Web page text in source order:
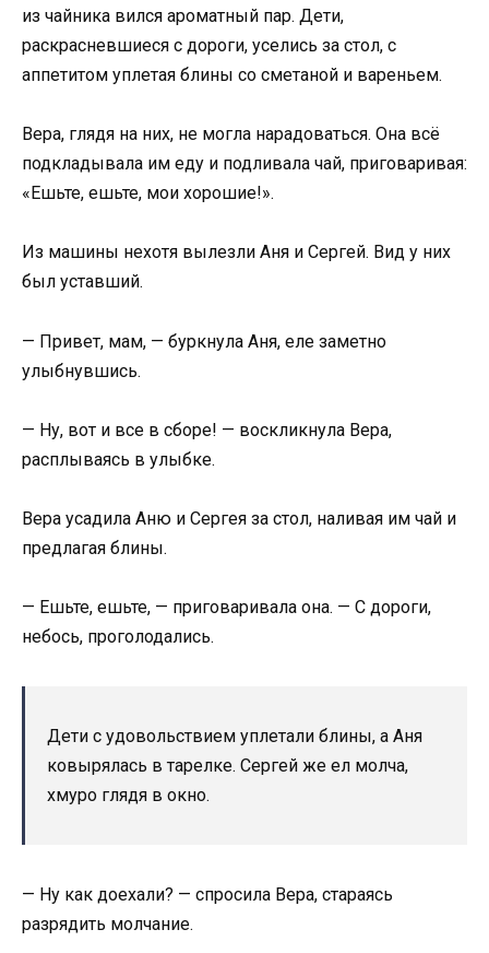
из чайника вился ароматный пар. Дети,
раскрасневшиеся с дороги, уселись за стол, с
аппетитом уплетая блины со сметаной и вареньем.
Вера, глядя на них, не могла нарадоваться. Она всё
подкладывала им еду и подливала чай, приговаривая:
«Ешьте, ешьте, мои хорошие!».
Из машины нехотя вылезли Аня и Сергей. Вид у них
был уставший.
— Привет, мам, — буркнула Аня, еле заметно
улыбнувшись.
— Ну, вот и все в сборе! — воскликнула Вера,
расплываясь в улыбке.
Вера усадила Аню и Сергея за стол, наливая им чай и
предлагая блины.
— Ешьте, ешьте, — приговаривала она. — С дороги,
небось, проголодались.
Дети с удовольствием уплетали блины, а Аня
ковырялась в тарелке. Сергей же ел молча,
хмуро глядя в окно.
— Ну как доехали? — спросила Вера, стараясь
разрядить молчание.